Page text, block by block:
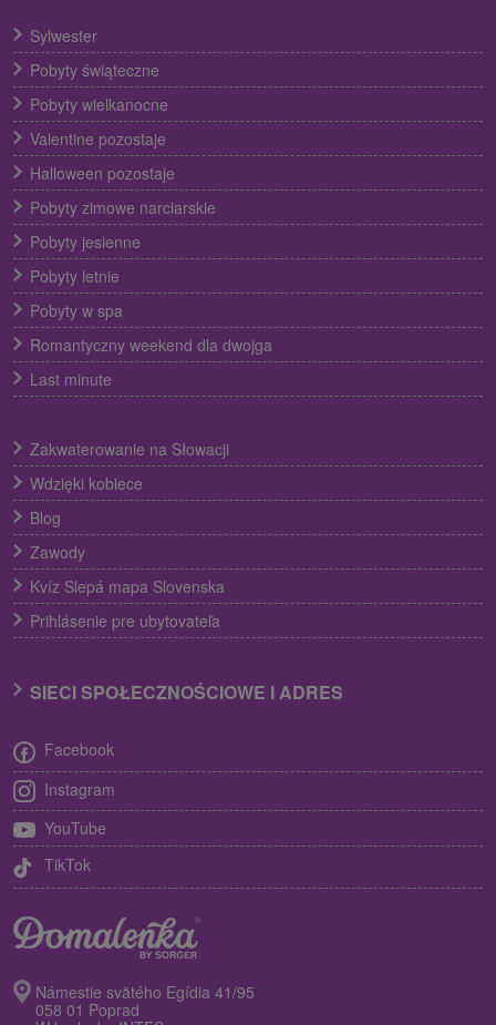
Sylwester
Pobyty świąteczne
Pobyty wielkanocne
Valentine pozostaje
Halloween pozostaje
Pobyty zimowe narciarskie
Pobyty jesienne
Pobyty letnie
Pobyty w spa
Romantyczny weekend dla dwojga
Last minute
Zakwaterowanie na Słowacji
Wdzięki kobiece
Blog
Zawody
Kvíz Slepá mapa Slovenska
Prihlásenie pre ubytovateľa
SIECI SPOŁECZNOŚCIOWE I ADRES
Facebook
Instagram
YouTube
TikTok
Námestie svätého Egídia 41/95
058 01 Poprad